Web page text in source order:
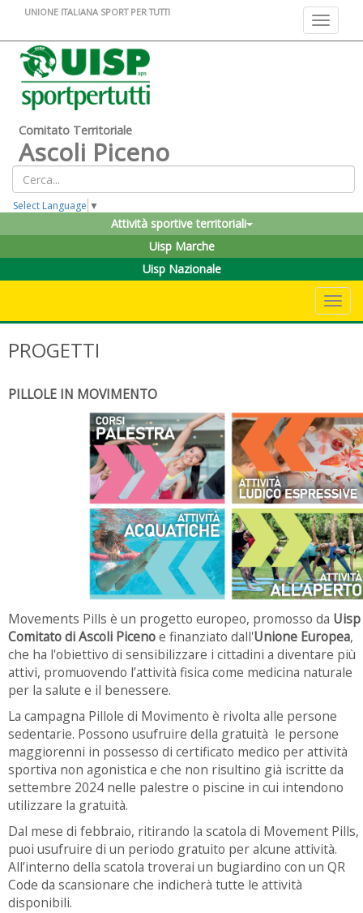
Toggle
UNIONE ITALIANA SPORT PER TUTTI
Comitato Territoriale
Ascoli Piceno
Select Language ▼
Attività sportive territoriali
Uisp Marche
Uisp Nazionale
PROGETTI
PILLOLE IN MOVIMENTO
Movements Pills è un progetto europeo, promosso da Uisp
Comitato di Ascoli Picenoe finanziato dall'Unione Europea,
che ha l'obiettivo di sensibilizzare i cittadini a diventare più
attivi, promuovendo l’attività fisica come medicina naturale
per la salute e il benessere.
La campagna Pillole di Movimento è rivolta alle persone
sedentarie. Possono usufruire della gratuità le persone
maggiorenni in possesso di certificato medico per attività
sportiva non agonistica e che non risultino già iscritte da
settembre 2024 nelle palestre o piscine in cui intendono
utilizzare la gratuità.
Dal mese di febbraio, ritirando la scatola di Movement Pills,
puoi usufruire di un periodo gratuito per alcune attività.
All’interno della scatola troverai un bugiardino con un QR
Code da scansionare che indicherà tutte le attività
disponibili.